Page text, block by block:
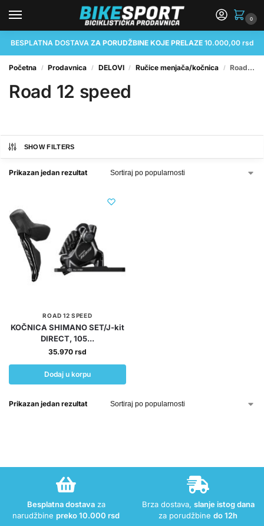
0
BESPLATNA DOSTAVA ZA PORUDŽBINE KOJE PRELAZE 10.000,00 rsd
Početna / Prodavnica / DELOVI / Ručice menjača/kočnica / Road 12 speed
Road 12 speed
SHOW FILTERS
Prikazan jedan rezultat
ROAD 12 SPEED
KOČNICA SHIMANO SET/J-kit
DIRECT, 105...
35.970 rsd
Dodaj u korpu
Prikazan jedan rezultat
Besplatna dostavaza
narudžbine preko 10.000 rsd
Brza dostava, slanje istog dana
za porudžbine do 12h